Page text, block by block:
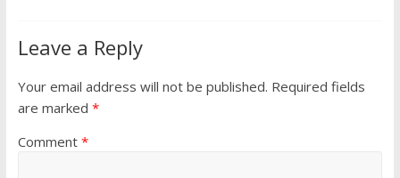
Leave a Reply
Your email address will not be published. Required fields
are marked *
Comment *